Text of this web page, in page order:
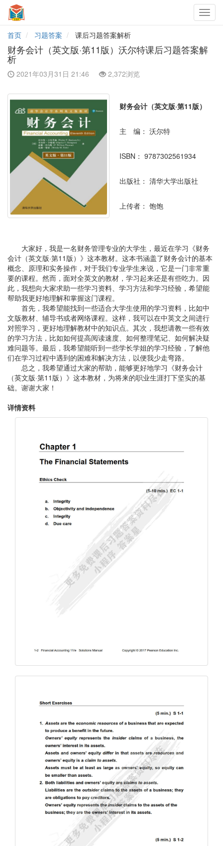
首页
习题答案 课后习题答案解析
财务会计（英文版·第11版）沃尔特课后习题答案解
析
2021年03月31日 21:46 2,372浏览
财务会计（英文版·第11版）
主 编： 沃尔特
ISBN： 9787302561934
出版社： 清华大学出版社
上传者： 饱饱
大家好，我是一名财务管理专业的大学生，最近在学习《财务
会计（英文版·第11版）》这本教材。这本书涵盖了财务会计的基本
概念、原理和实务操作，对于我们专业学生来说，它是一门非常重
要的课程。然而，面对全英文的教材，学习起来还是有些吃力。因
此，我想向大家求助一些学习资料、学习方法和学习经验，希望能
帮助我更好地理解和掌握这门课程。
首先，我希望能找到一些适合大学生使用的学习资料，比如中
文版教材、辅导书或者网络课程。这样，我可以在中英文之间进行
对照学习，更好地理解教材中的知识点。其次，我想请教一些有效
的学习方法，比如如何提高阅读速度、如何整理笔记、如何解决疑
难问题等。最后，我希望能听到一些学长学姐的学习经验，了解他
们在学习过程中遇到的困难和解决方法，以便我少走弯路。
总之，我希望通过大家的帮助，能够更好地学习《财务会计
（英文版·第11版）》这本教材，为将来的职业生涯打下坚实的基
础。谢谢大家！
详情资料